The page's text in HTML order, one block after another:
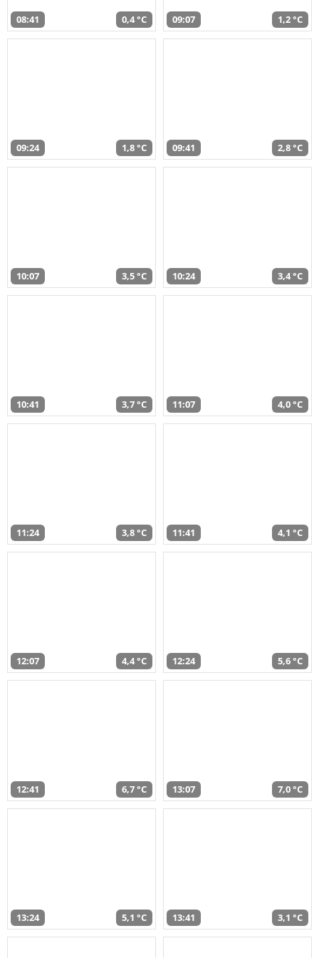
08:41 0,4 °C 09:07 1,2 °C
09:24 1,8 °C 09:41 2,8 °C
10:07 3,5 °C 10:24 3,4 °C
10:41 3,7 °C 11:07 4,0 °C
11:24 3,8 °C 11:41 4,1 °C
12:07 4,4 °C 12:24 5,6 °C
12:41 6,7 °C 13:07 7,0 °C
13:24 5,1 °C 13:41 3,1 °C